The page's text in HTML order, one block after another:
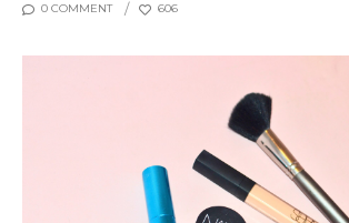
0 COMMENT 606